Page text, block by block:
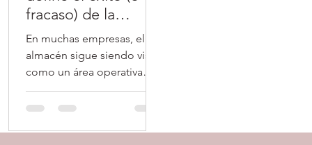
transportistas y mayores
expectativas de servicio
exige
fracaso) de la
operación
En muchas empresas, el
almacén sigue siendo visto
como un área operativa
más, un lugar donde se
guarda inventario, se